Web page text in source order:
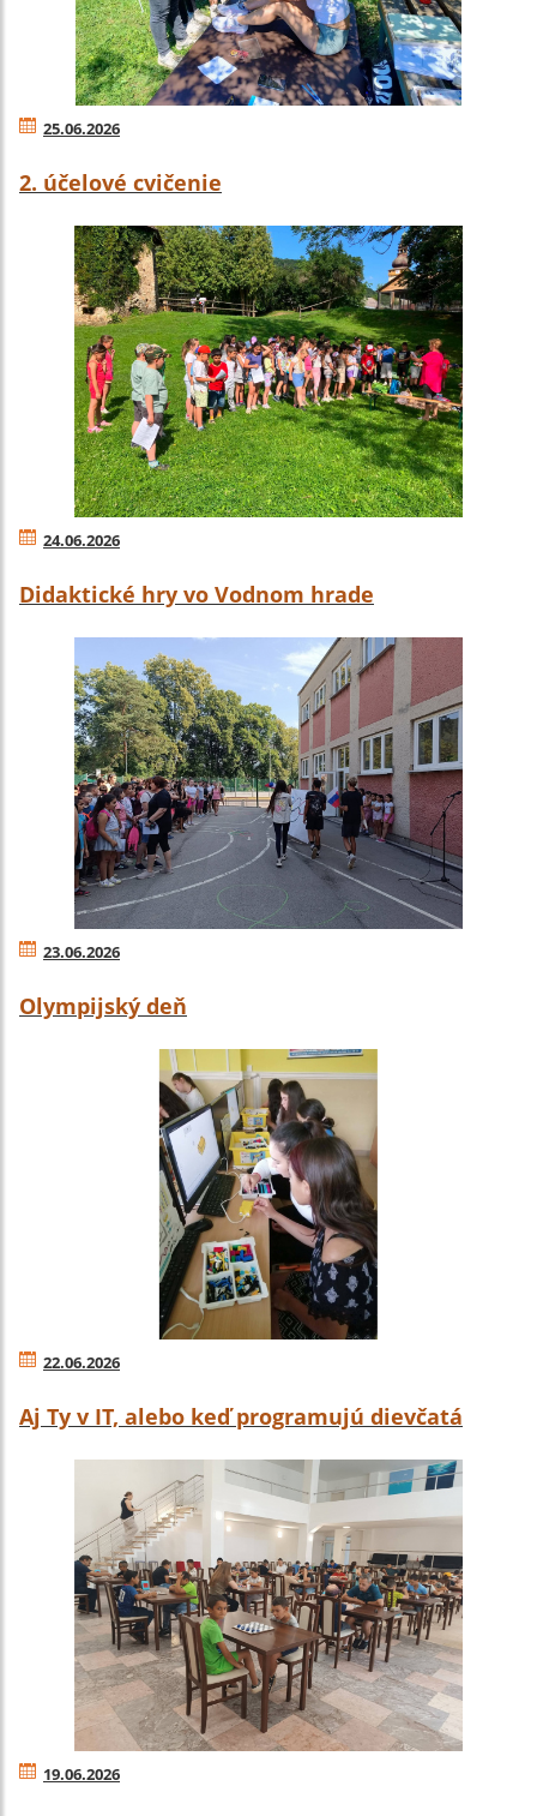
25.06.2026
2. účelové cvičenie
24.06.2026
Didaktické hry vo Vodnom hrade
23.06.2026
Olympijský deň
22.06.2026
Aj Ty v IT, alebo keď programujú dievčatá
19.06.2026